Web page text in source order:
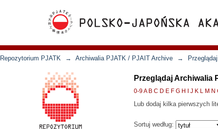
Repozytorium PJATK → Archiwalia PJATK / PJAIT Archive →
Przeglądaj Archiwalia
0-9A B C D E F G H J K L M N
Lub dodaj kilka pierwszych
Sortuj według: